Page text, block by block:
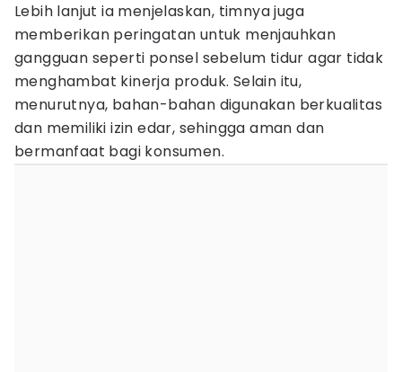
Lebih lanjut ia menjelaskan, timnya juga
memberikan peringatan untuk menjauhkan
gangguan seperti ponsel sebelum tidur agar tidak
menghambat kinerja produk. Selain itu,
menurutnya, bahan-bahan digunakan berkualitas
dan memiliki izin edar, sehingga aman dan
bermanfaat bagi konsumen.